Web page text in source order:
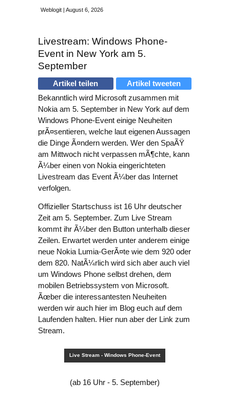
Weblogit | August 6, 2026
Livestream: Windows Phone-
Event in New York am 5.
September
Artikel teilen
Artikel tweeten
Bekanntlich wird Microsoft zusammen mit
Nokia am 5. September in New York auf dem
Windows Phone-Event einige Neuheiten
prÃ¤sentieren, welche laut eigenen Aussagen
die Dinge Ã¤ndern werden. Wer den SpaÃŸ
am Mittwoch nicht verpassen mÃ¶chte, kann
Ã¼ber einen von Nokia eingerichteten
Livestream das Event Ã¼ber das Internet
verfolgen.
Offizieller Startschuss ist 16 Uhr deutscher
Zeit am 5. September. Zum Live Stream
kommt ihr Ã¼ber den Button unterhalb dieser
Zeilen. Erwartet werden unter anderem einige
neue Nokia Lumia-GerÃ¤te wie dem 920 oder
dem 820. NatÃ¼rlich wird sich aber auch viel
um Windows Phone selbst drehen, dem
mobilen Betriebssystem von Microsoft.
Ãœber die interessantesten Neuheiten
werden wir auch hier im Blog euch auf dem
Laufenden halten. Hier nun aber der Link zum
Stream.
Live Stream - Windows Phone-Event
(ab 16 Uhr - 5. September)